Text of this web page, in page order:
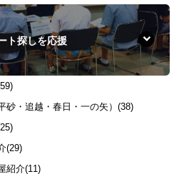
ト探しを応援
・追越・春日・一の矢） (38)
(29)
紹介(11)